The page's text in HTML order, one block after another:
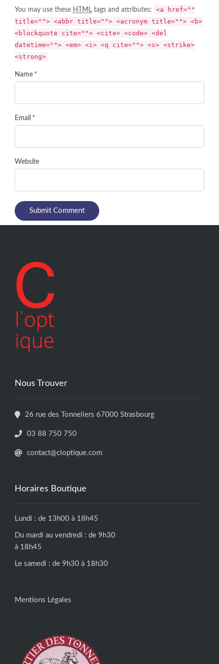
You may use these HTML tags and attributes:
<a href=""
title=""> <abbr title=""> <acronym title=""> <b>
<blockquote cite=""> <cite> <code> <del
datetime=""> <em> <i> <q cite=""> <s> <strike>
<strong>
Name *
Email *
Website
Nous Trouver
26 rue des Tonneliers 67000 Strasbourg
03 88 750 750
contact@cloptique.com
Horaires Boutique
Lundi : de 13h00 à 18h45
Du mardi au vendredi : de 9h30
à 18h45
Le samedi : de 9h30 à 18h30
Mentions Légales